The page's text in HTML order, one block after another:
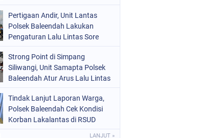
Pertigaan Andir, Unit Lantas
Polsek Baleendah Lakukan
Pengaturan Lalu Lintas Sore
Strong Point di Simpang
Siliwangi, Unit Samapta Polsek
Baleendah Atur Arus Lalu Lintas
Tindak Lanjut Laporan Warga,
Polsek Baleendah Cek Kondisi
Korban Lakalantas di RSUD
LANJUT »